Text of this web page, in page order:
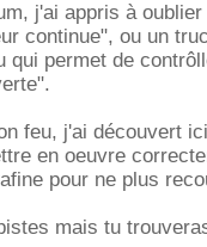
j'ai appris à
continue", ou un
qui permet de
feu, j'ai découvert
en oeuvre
pour ne plus
mais tu